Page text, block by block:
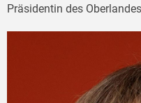
Präsidentin des